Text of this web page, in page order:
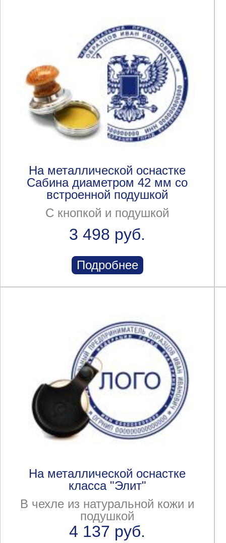
На металлической оснастке
Сабина диаметром 42 мм со
встроенной подушкой
С кнопкой и подушкой
3 498 руб.
Подробнее
На металлической оснастке
класса "Элит"
В чехле из натуральной кожи и
подушкой
4 137 руб.